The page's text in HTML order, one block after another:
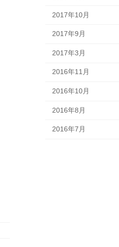
2017年10月
2017年9月
2017年3月
2016年11月
2016年10月
2016年8月
2016年7月